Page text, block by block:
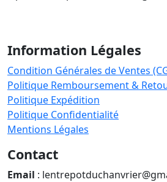
Information Légales
Condition Générales de Ventes
Politique Remboursement &
Politique Expédition
Politique Confidentialité
Mentions Légales
Contact
Email :